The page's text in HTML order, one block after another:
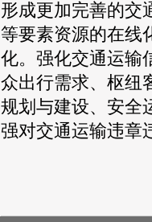
形成更加完善的交
等要素资源的在线
化。强化交通运输
众出行需求、枢纽
规划与建设、安全
强对交通运输违章